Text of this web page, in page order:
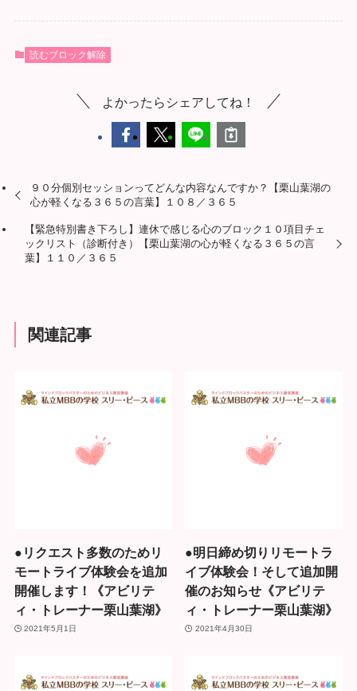
読むブロック解除
よかったらシェアしてね！
９０分個別セッションってどんな内容なんですか？【栗山葉湖の
心が軽くなる３６５の言葉】１０８／３６５
【緊急特別書き下ろし】連休で感じる心のブロック１０項目チェ
ックリスト（診断付き）【栗山葉湖の心が軽くなる３６５の言
葉】１１０／３６５
関連記事
●リクエスト多数のためリ
モートライブ体験会を追加
開催します！《アビリテ
ィ・トレーナー栗山葉湖》
2021年5月1日
●明日締め切りリモートラ
イブ体験会！そして追加開
催のお知らせ《アビリテ
ィ・トレーナー栗山葉湖》
2021年4月30日